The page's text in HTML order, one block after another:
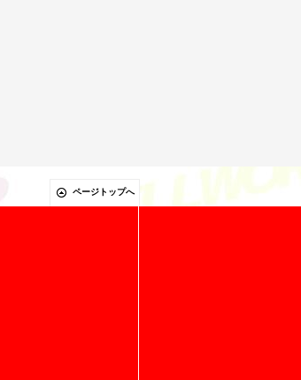
ページトップへ